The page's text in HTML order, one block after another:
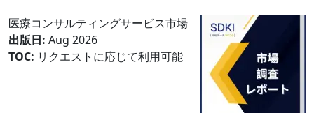
医療コンサルティングサービス市場
出版日: Aug 2026
TOC: リクエストに応じて利用可能